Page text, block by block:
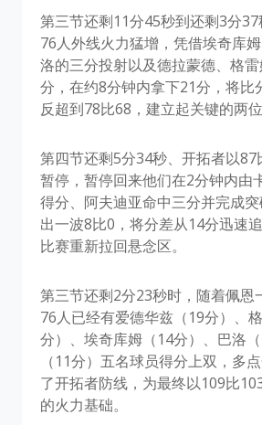
第三节还剩11分45秒到还剩3分37
76人外线火力猛增，凭借埃奇库
洛的三分投射以及德拉蒙德、格
分，在约8分钟内拿下21分，将比
反超到78比68，建立起关键的两位
第四节还剩5分34秒、开拓者以
暂停，暂停回来他们在2分钟内由
得分、阿夫迪亚命中三分并完成
出一波8比0，将分差从14分迅速
比赛重新拉回悬念区。
第三节还剩2分23秒时，随着佩恩
76人已经有爱德华兹（19分）、
分）、埃奇库姆（14分）、巴洛
（11分）五名球员得分上双，多
了开拓者防线，为最终以109比
的火力基础。